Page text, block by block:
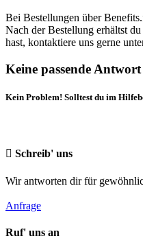
Bei Bestellungen über
Nach der Bestellung erhältst
hast, kontaktiere uns gerne
Keine passende
Kein Problem! Solltest du im
Schreib' uns
Wir antworten dir für
Anfrage
Ruf' uns an